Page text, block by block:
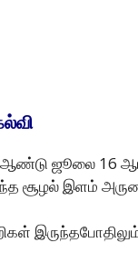
ஜூலை 16 ஆம்
இந்த சூழல் இளம்